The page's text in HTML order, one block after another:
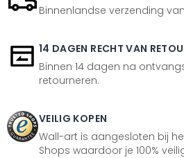
Binnenlandse verzending
14 DAGEN RECHT VAN
Binnen 14 dagen na
retourneren.
VEILIG KOPEN
Wall-art is aangesloten bij
Shops waardoor je 100%